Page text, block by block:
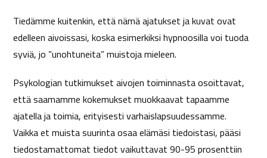
Tiedämme kuitenkin, että nämä ajatukset ja kuvat ovat
edelleen aivoissasi, koska esimerkiksi hypnoosilla voi tuoda
syviä, jo ”unohtuneita” muistoja mieleen.
Psykologian tutkimukset aivojen toiminnasta osoittavat,
että saamamme kokemukset muokkaavat tapaamme
ajatella ja toimia, erityisesti varhaislapsuudessamme.
Vaikka et muista suurinta osaa elämäsi tiedoistasi, pääsi
tiedostamattomat tiedot vaikuttavat 90-95 prosenttiin